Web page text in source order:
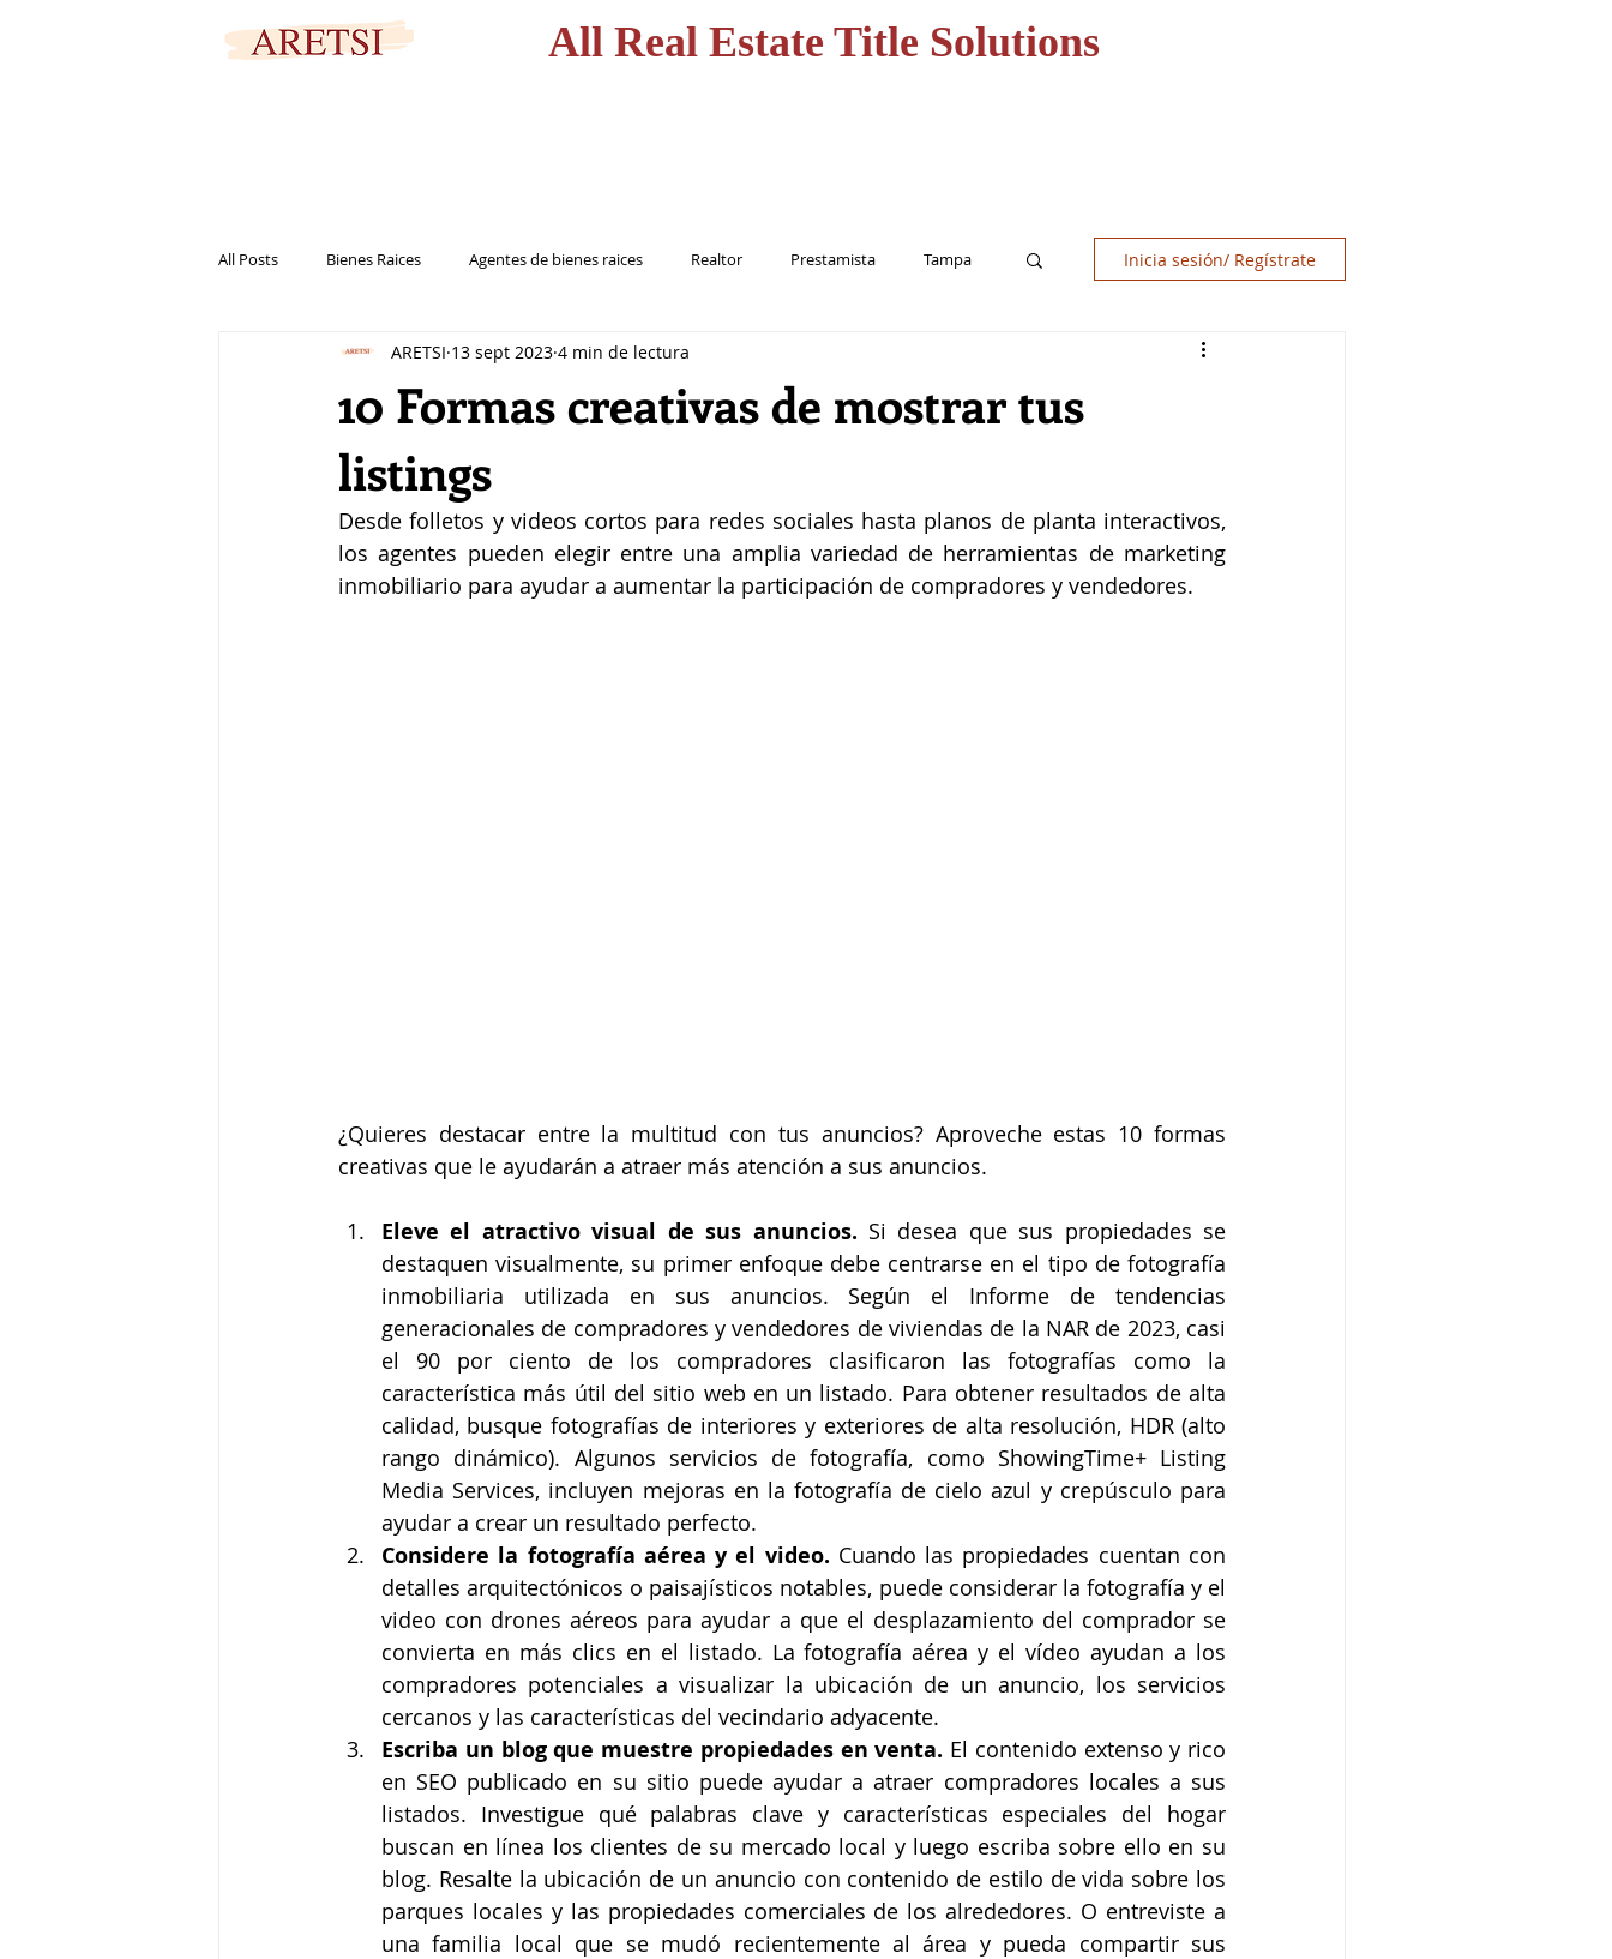
All Real Estate Title Solutions
All Posts Bienes Raices Agentes de bienes raices Realtor Prestamista Tampa
Casa Vivienda Inversionista
Inicia sesión/ Regístrate
10 Formas creativas de mostrar tus
listings
ARETSI 13 sept 2023 4 min de lectura
Desde folletos y videos cortos para redes sociales hasta planos de planta interactivos,
los agentes pueden elegir entre una amplia variedad de herramientas de marketing
inmobiliario para ayudar a aumentar la participación de compradores y vendedores.
¿Quieres destacar entre la multitud con tus anuncios? Aproveche estas 10 formas
creativas que le ayudarán a atraer más atención a sus anuncios.
Eleve el atractivo visual de sus anuncios. Si desea que sus propiedades se
destaquen visualmente, su primer enfoque debe centrarse en el tipo de fotografía
inmobiliaria utilizada en sus anuncios. Según el Informe de tendencias
generacionales de compradores y vendedores de viviendas de la NAR de 2023, casi
el 90 por ciento de los compradores clasificaron las fotografías como la
característica más útil del sitio web en un listado. Para obtener resultados de alta
calidad, busque fotografías de interiores y exteriores de alta resolución, HDR (alto
rango dinámico). Algunos servicios de fotografía, como ShowingTime+ Listing
Media Services, incluyen mejoras en la fotografía de cielo azul y crepúsculo para
ayudar a crear un resultado perfecto.
Considere la fotografía aérea y el video. Cuando las propiedades cuentan con
detalles arquitectónicos o paisajísticos notables, puede considerar la fotografía y el
video con drones aéreos para ayudar a que el desplazamiento del comprador se
convierta en más clics en el listado. La fotografía aérea y el vídeo ayudan a los
compradores potenciales a visualizar la ubicación de un anuncio, los servicios
cercanos y las características del vecindario adyacente.
Escriba un blog que muestre propiedades en venta. El contenido extenso y rico
en SEO publicado en su sitio puede ayudar a atraer compradores locales a sus
listados. Investigue qué palabras clave y características especiales del hogar
buscan en línea los clientes de su mercado local y luego escriba sobre ello en su
blog. Resalte la ubicación de un anuncio con contenido de estilo de vida sobre los
parques locales y las propiedades comerciales de los alrededores. O entreviste a
una familia local que se mudó recientemente al área y pueda compartir sus